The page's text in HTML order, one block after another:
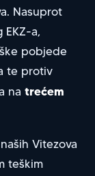
Nasuprot
a,
pobjede
te protiv
na trećem
Vitezova
teškim